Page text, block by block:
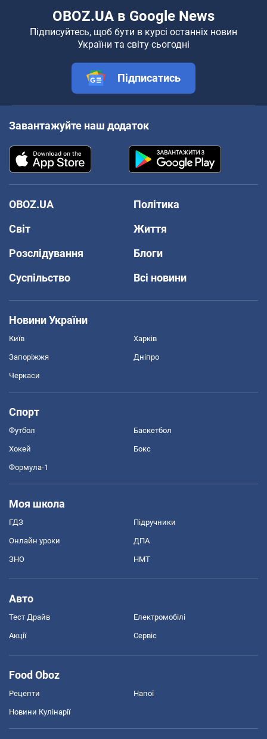
OBOZ.UA в Google News
Підписуйтесь, щоб бути в курсі останніх новин
України та світу сьогодні
Підписатись
Завантажуйте наш додаток
OBOZ.UA
Політика
Світ
Життя
Розслідування
Блоги
Суспільство
Всі новини
Новини України
Київ Харків
Запоріжжя Дніпро
Черкаси
Спорт
Футбол Баскетбол
Хокей Бокс
Формула-1
Моя школа
ГДЗ Підручники
Онлайн уроки ДПА
ЗНО НМТ
Авто
Тест Драйв Електромобілі
Акції Сервіс
Food Oboz
Рецепти Напої
Новини Кулінарії